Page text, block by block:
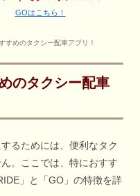
GOはこちら！
すめのタクシー配車アプリ！
のタクシー配車
るためには、便利なタク
。ここでは、特におすす
」と「GO」の特徴を詳